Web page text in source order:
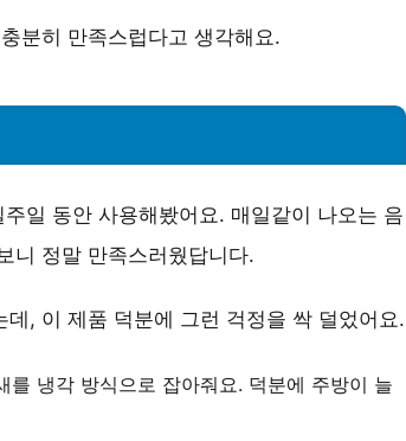
분히 만족스럽다고 생각해요.
일 동안 사용해봤어요. 매일같이 나오는 음
니 정말 만족스러웠답니다.
, 이 제품 덕분에 그런 걱정을 싹 덜었어요.
냉각 방식으로 잡아줘요. 덕분에 주방이 늘